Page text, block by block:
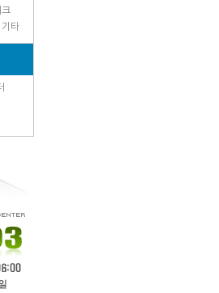
크
기타